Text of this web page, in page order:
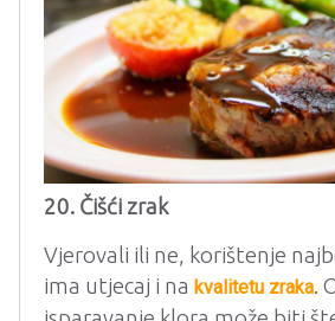
20. Čišći zrak
Vjerovali ili ne, korištenje
ima utjecaj i na kvalitetu zraka.